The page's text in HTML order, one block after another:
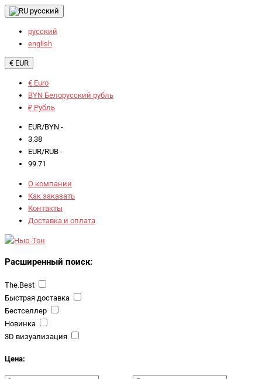
русский
русский
english
€ EUR
€ Euro
BYN Белорусский рубль
₽ Рубль
EUR/BYN -
3.38
EUR/RUB -
99.71
О компании
Как заказать
Контакты
Доставка и оплата
Расширенный поиск:
The.Best
Быстрая доставка
Бестселлер
Новинка
3D визуализация
Цена: